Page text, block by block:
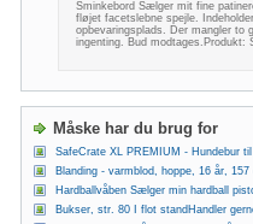
Sminkebord Sælger mit fine
fløjet facetslebne spejle.
opbevaringsplads. Der mangler to
ingenting. Bud modtages.Produkt:
Måske har du brug for
SafeCrate XL PREMIUM - Hundebur
Blanding - varmblod, hoppe, 16 år,
Hardballvåben Sælger min hardball
Bukser, str. 80 I flot standHandler